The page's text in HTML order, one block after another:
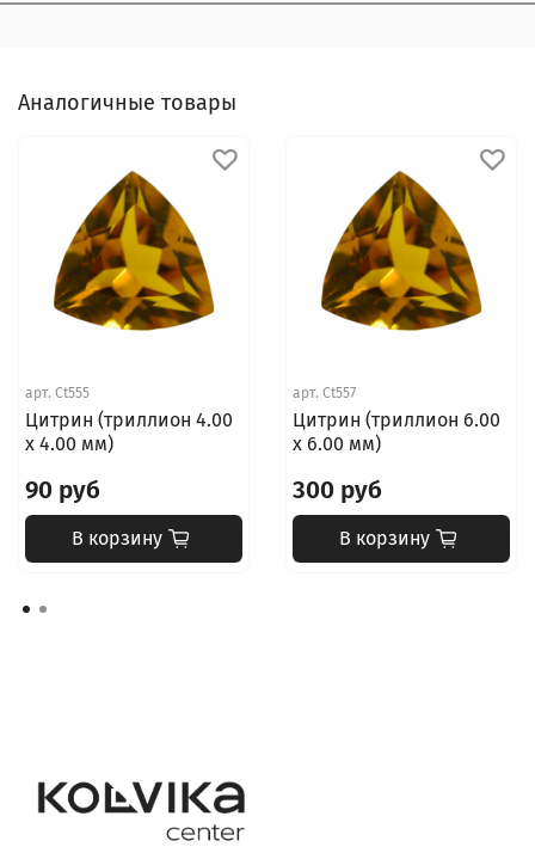
Аналогичные товары
арт. Ct555
Цитрин (триллион 4.00
х 4.00 мм)
90 руб
В корзину
арт. Ct557
Цитрин (триллион 6.00
х 6.00 мм)
300 руб
В корзину